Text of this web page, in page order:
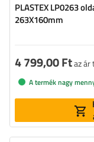
PLASTEX LP0263
263X160mm
4 799,00 Ftaz ár
A termék nagy